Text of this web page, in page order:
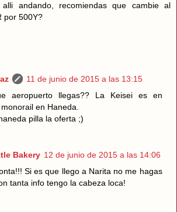
andando, recomiendas que cambie al
por 500Y?
11 de junio de 2015 a las 13:15
aeropuerto llegas?? La Keisei es en
en Haneda.
pilla la oferta ;)
Bakery 12 de junio de 2015 a las 14:06
Si es que llego a Narita no me hagas
tanta info tengo la cabeza loca!